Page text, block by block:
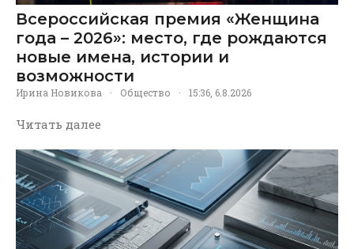
Всероссийская премия «Женщина
года – 2026»: место, где рождаются
новые имена, истории и
возможности
Ирина Новикова · Общество · 15:36, 6.8.2026
Читать далее